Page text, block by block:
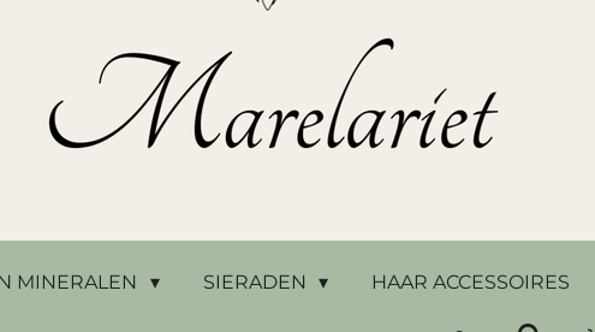
MINERALEN SIERADEN HAAR ACCESSOIRES